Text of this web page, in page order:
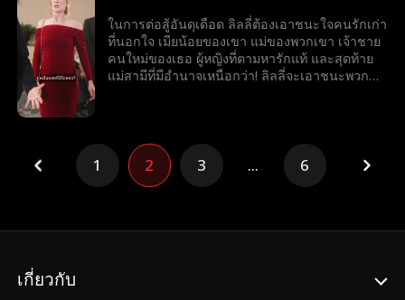
ในการต่อสู้อันดุเดือด ลิลลี่ต้องเอาชนะใจคนรักเก่า
ที่นอกใจ เมียน้อยของเขา แม่ของพวกเขา เจ้าชาย
คนใหม่ของเธอ ผู้หญิงที่ตามหารักแท้ และสุดท้าย
แม่สามีที่มีอำนาจเหนือกว่า! ลิลลี่จะเอาชนะพวก
1 2 3 ... 6
เกี่ยวกับ